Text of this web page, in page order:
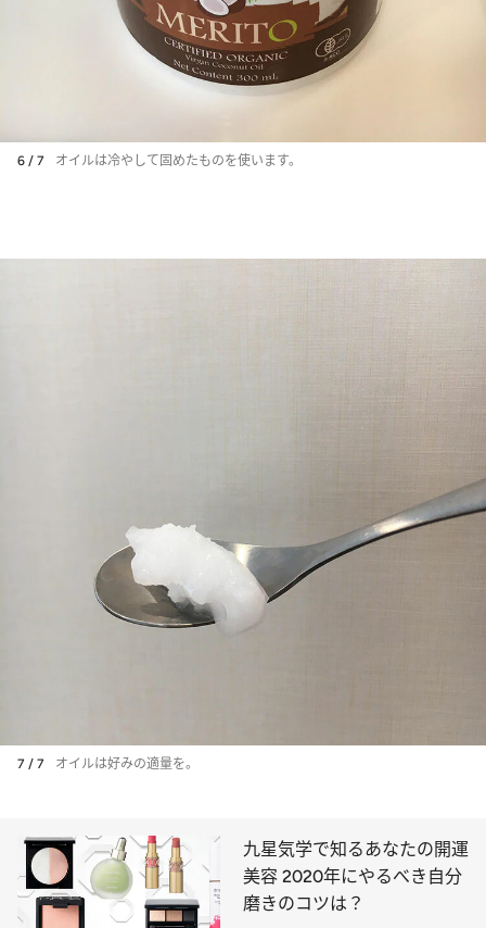
6 / 7 オイルは冷やして固めたものを使います。
7 / 7 オイルは好みの適量を。
九星気学で知るあなたの開運
美容 2020年にやるべき自分
磨きのコツは？